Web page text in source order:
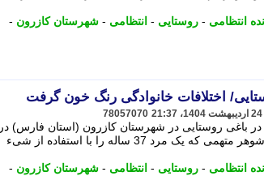
انتظامی - روستایی - انتظامی - شهرستان کازرون -
اختلافات خانوادگی رنگ خون گرفت
78057070
در باغی روستایی در شهرستان کازرون (استان فارس) در
تاریخ 25 فروردین سال جاری، زن و شوهر متهمی که یک مرد 37 ساله را با استفاده از شیء
انتظامی - روستایی - انتظامی - شهرستان کازرون -